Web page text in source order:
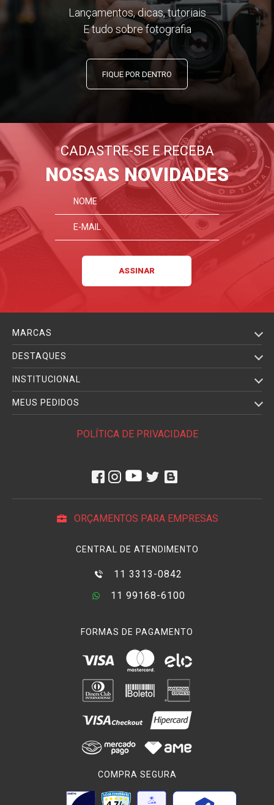
Lançamentos, dicas, tutoriais
E tudo sobre fotografia
FIQUE POR DENTRO
CADASTRE-SE E RECEBA
NOSSAS NOVIDADES
MARCAS
DESTAQUES
INSTITUCIONAL
MEUS PEDIDOS
POLÍTICA DE PRIVACIDADE
ORÇAMENTOS PARA EMPRESAS
CENTRAL DE ATENDIMENTO
11 3313-0842
11 99168-6100
FORMAS DE PAGAMENTO
COMPRA SEGURA